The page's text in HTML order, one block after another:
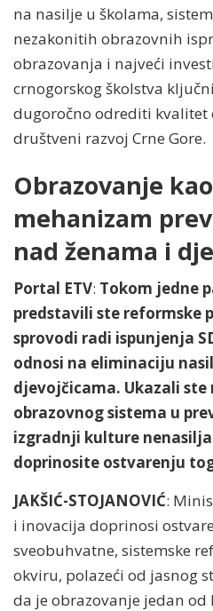
na nasilje u školama,
nezakonitih obrazovnih
obrazovanja i najveći
crnogorskog školstva
dugoročno odrediti
društveni razvoj Crne Gore.
Obrazovanje
mehanizam
nad ženama i
Portal ETV: Tokom jedne
predstavili ste reformske
sprovodi radi ispunjenja
odnosi na eliminaciju
djevojčicama. Ukazali ste
obrazovnog sistema u
izgradnji kulture
doprinosite ostvarenju
JAKŠIĆ-STOJANOVIĆ:
i inovacija doprinosi
sveobuhvatne, sistemske
okviru, polazeći od jasnog
da je obrazovanje jedan